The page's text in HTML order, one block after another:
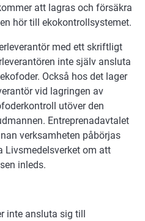
att lagras och försäkra
hör till ekokontrollsystemet.
med ett skriftligt
inte själv ansluta
Också hos det lager
vid lagringen av
utöver den
Entreprenadavtalet
verksamheten påbörjas
Livsmedelsverket om att
inleds.
inte ansluta sig till